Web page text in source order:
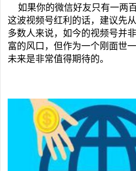
如果你的微信好友只有一两
这波视频号红利的话，建议先
多数人来说，如今的视频号并
富的风口，但作为一个刚面世
未来是非常值得期待的。